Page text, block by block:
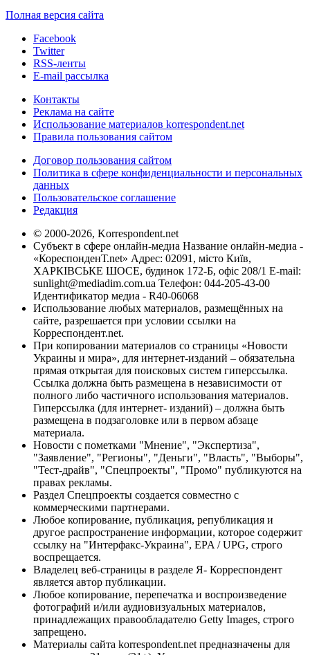
Полная версия сайта
Facebook
Twitter
RSS-ленты
E-mail рассылка
Контакты
Реклама на сайте
Использование материалов korrespondent.net
Правила пользования сайтом
Договор пользования сайтом
Политика в сфере конфиденциальности и персональных
данных
Пользовательское соглашение
Редакция
© 2000-2026, Korrespondent.net
Субъект в сфере онлайн-медиа Название онлайн-медиа -
«КореспонденТ.net» Адрес: 02091, місто Київ,
ХАРКІВСЬКЕ ШОСЕ, будинок 172-Б, офіс 208/1 E-mail:
sunlight@mediadim.com.ua Телефон: 044-205-43-00
Идентификатор медиа - R40-06068
Использование любых материалов, размещённых на
сайте, разрешается при условии ссылки на
Корреспондент.net.
При копировании материалов со страницы «Новости
Украины и мира», для интернет-изданий – обязательна
прямая открытая для поисковых систем гиперссылка.
Ссылка должна быть размещена в независимости от
полного либо частичного использования материалов.
Гиперссылка (для интернет- изданий) – должна быть
размещена в подзаголовке или в первом абзаце
материала.
Новости с пометками "Мнение", "Экспертиза",
"Заявление", "Регионы", "Деньги", "Власть", "Выборы",
"Тест-драйв", "Спецпроекты", "Промо" публикуются на
правах рекламы.
Раздел Спецпроекты создается совместно с
коммерческими партнерами.
Любое копирование, публикация, републикация и
другое распространение информации, которое содержит
ссылку на "Интерфакс-Украина", EPA / UPG, строго
воспрещается.
Владелец веб-страницы в разделе Я- Корреспондент
является автор публикации.
Любое копирование, перепечатка и воспроизведение
фотографий и/или аудиовизуальных материалов,
принадлежащих правообладателю Getty Images, строго
запрещено.
Материалы сайта korrespondent.net предназначены для